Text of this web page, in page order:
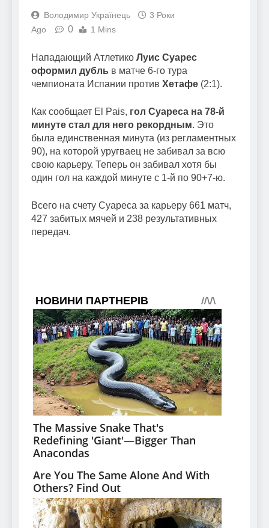
Володимир Українець
3 Роки
Ago
0 1 Mins
Нападающий Атлетико Луис Суарес
оформил дубль в матче 6-го тура
чемпионата Испании против Хетафе (2:1).
Как сообщает El Pais, гол Суареса на 78-й
минуте стал для него рекордным. Это
была единственная минута (из регламентных
90), на которой уругваец не забивал за всю
свою карьеру. Теперь он забивал хотя бы
один гол на каждой минуте с 1-й по 90+7-ю.
Всего на счету Суареса за карьеру 661 матч,
427 забитых мячей и 238 результативных
передач.